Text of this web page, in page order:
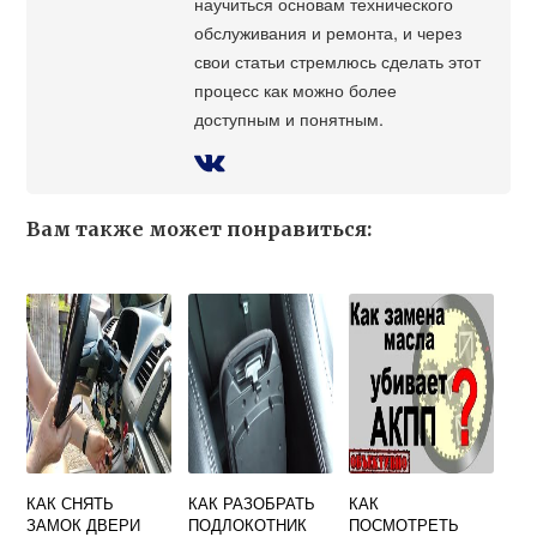
обслуживания и ремонта, и через
свои статьи стремлюсь сделать этот
процесс как можно более
доступным и понятным.
Вам также может понравиться:
КАК СНЯТЬ
ЗАМОК ДВЕРИ
КАК РАЗОБРАТЬ
ПОДЛОКОТНИК
КАК
ПОСМОТРЕТЬ